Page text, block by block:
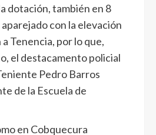
dotación, también en 8
con la elevación
Tenencia, por lo que,
el destacamento policial
Pedro Barros
de la Escuela de
en Cobquecura